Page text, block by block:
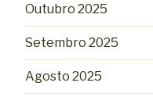
Outubro 2025
Setembro 2025
Agosto 2025